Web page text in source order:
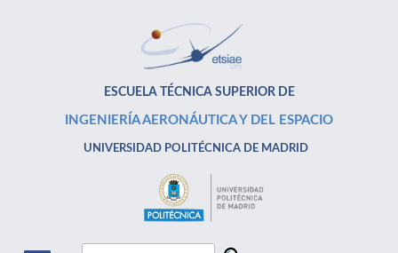
ESCUELA TÉCNICA SUPERIOR DE
INGENIERÍA AERONÁUTICA Y DEL ESPACIO
UNIVERSIDAD POLITÉCNICA DE MADRID